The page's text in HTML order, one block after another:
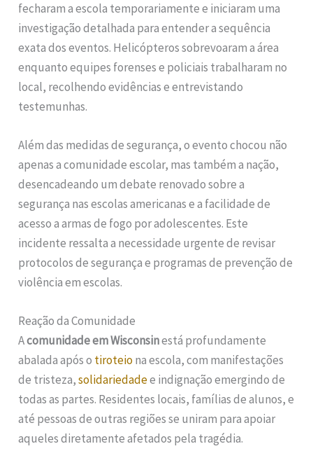
fecharam a escola temporariamente e iniciaram uma
investigação detalhada para entender a sequência
exata dos eventos. Helicópteros sobrevoaram a área
enquanto equipes forenses e policiais trabalharam no
local, recolhendo evidências e entrevistando
testemunhas.
Além das medidas de segurança, o evento chocou não
apenas a comunidade escolar, mas também a nação,
desencadeando um debate renovado sobre a
segurança nas escolas americanas e a facilidade de
acesso a armas de fogo por adolescentes. Este
incidente ressalta a necessidade urgente de revisar
protocolos de segurança e programas de prevenção de
violência em escolas.
Reação da Comunidade
Acomunidade em Wisconsinestá profundamente
abalada após o tiroteiona escola, com manifestações
de tristeza,solidariedadee indignação emergindo de
todas as partes. Residentes locais, famílias de alunos, e
até pessoas de outras regiões se uniram para apoiar
aqueles diretamente afetados pela tragédia.